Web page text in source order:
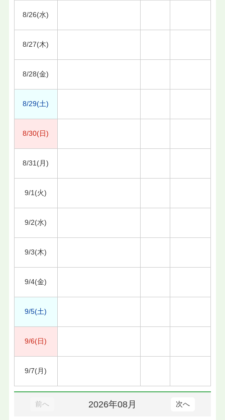
8/26(水)
8/27(木)
8/28(金)
8/29(土)
8/30(日)
8/31(月)
9/1(火)
9/2(水)
9/3(木)
9/4(金)
9/5(土)
9/6(日)
9/7(月)
前へ 2026年08月 次へ